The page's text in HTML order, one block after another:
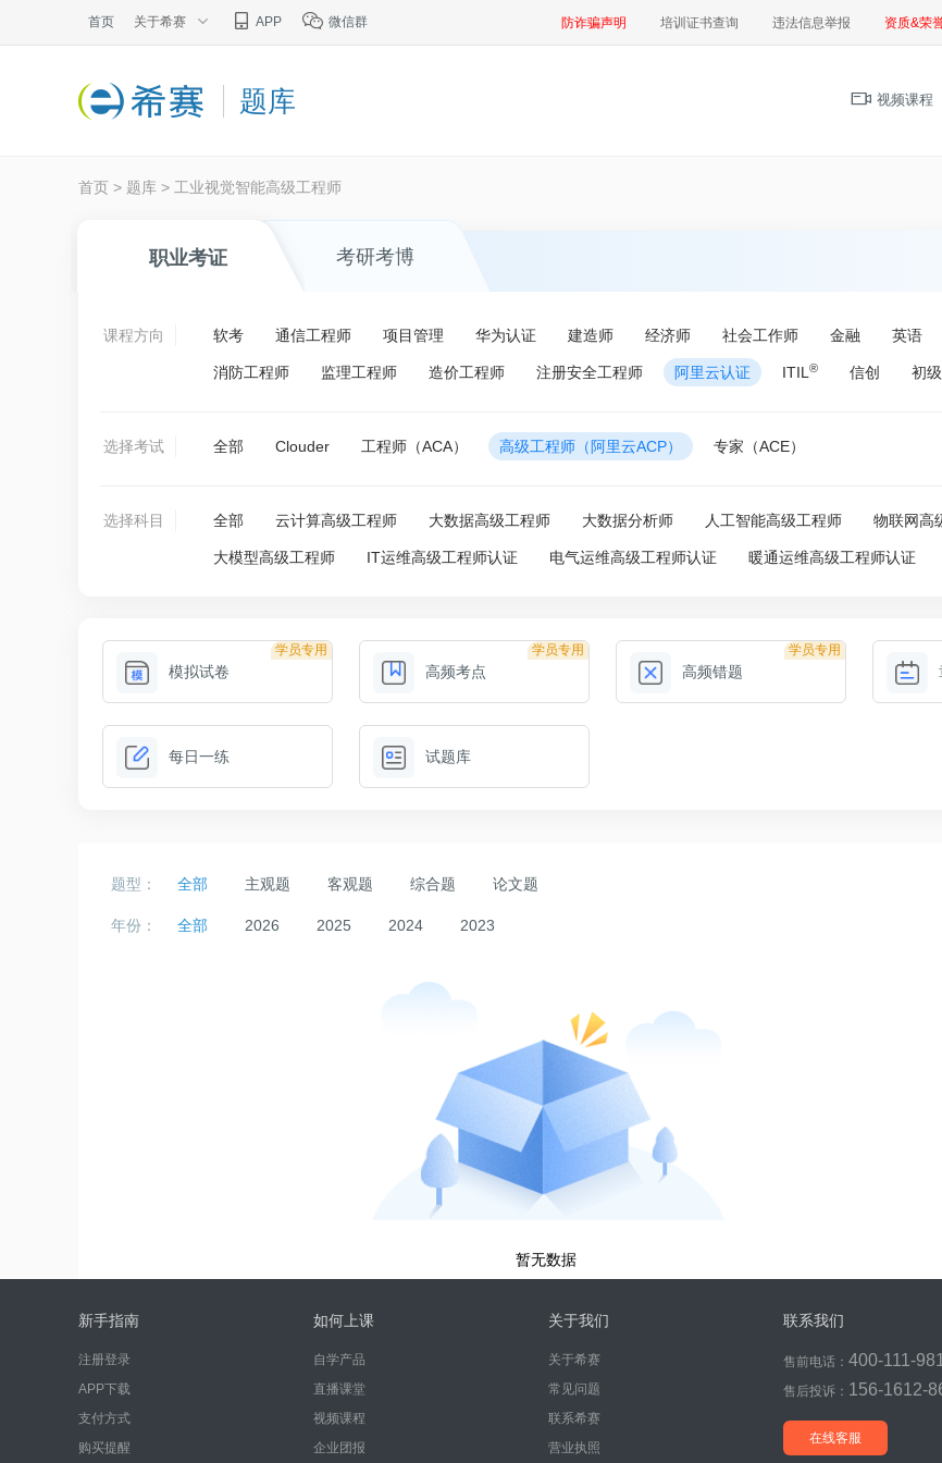
首页 关于希赛 APP 微信群 防诈骗声明 培训证书查询 违法信息举报 资质&荣
题库 视频课程
首页 > 题库 > 工业视觉智能高级工程师
职业考证 考研考博
课程方向 软考 通信工程师 项目管理 华为认证 建造师 经济师 社会工作师 金融 英语
消防工程师 监理工程师 造价工程师 注册安全工程师 阿里云认证 ITIL ® 信创 初
选择考试 全部 Clouder 工程师（ACA） 高级工程师（阿里云ACP） 专家（ACE）
选择科目 全部 云计算高级工程师 大数据高级工程师 大数据分析师 人工智能高级工程师 物联网高
大模型高级工程师 IT运维高级工程师认证 电气运维高级工程师认证 暖通运维高级工程师认证
学员专用
模拟试卷
学员专用
高频考点
学员专用
高频错题
每日一练 试题库
题型： 全部 主观题 客观题 综合题 论文题
年份： 全部 2026 2025 2024 2023
暂无数据
新手指南
注册登录
APP下载
支付方式
购买提醒
如何上课
自学产品
直播课堂
视频课程
企业团报
关于我们
关于希赛
常见问题
联系希赛
营业执照
联系我们
售前电话： 400-111-
售后投诉： 156-1612-
在线客服